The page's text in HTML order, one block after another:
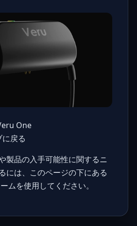
One
に戻る
製品の入手可能性に関するニ
には、このページの下にある
ムを使用してください。